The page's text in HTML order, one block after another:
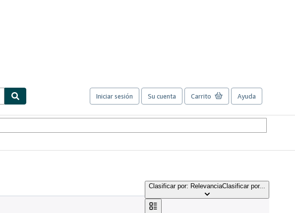
Iniciar sesión Su cuenta Carrito Ayuda
Clasificar por: RelevanciaClasificar por...